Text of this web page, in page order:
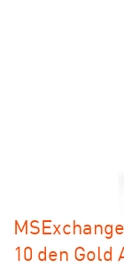
10 den Gold